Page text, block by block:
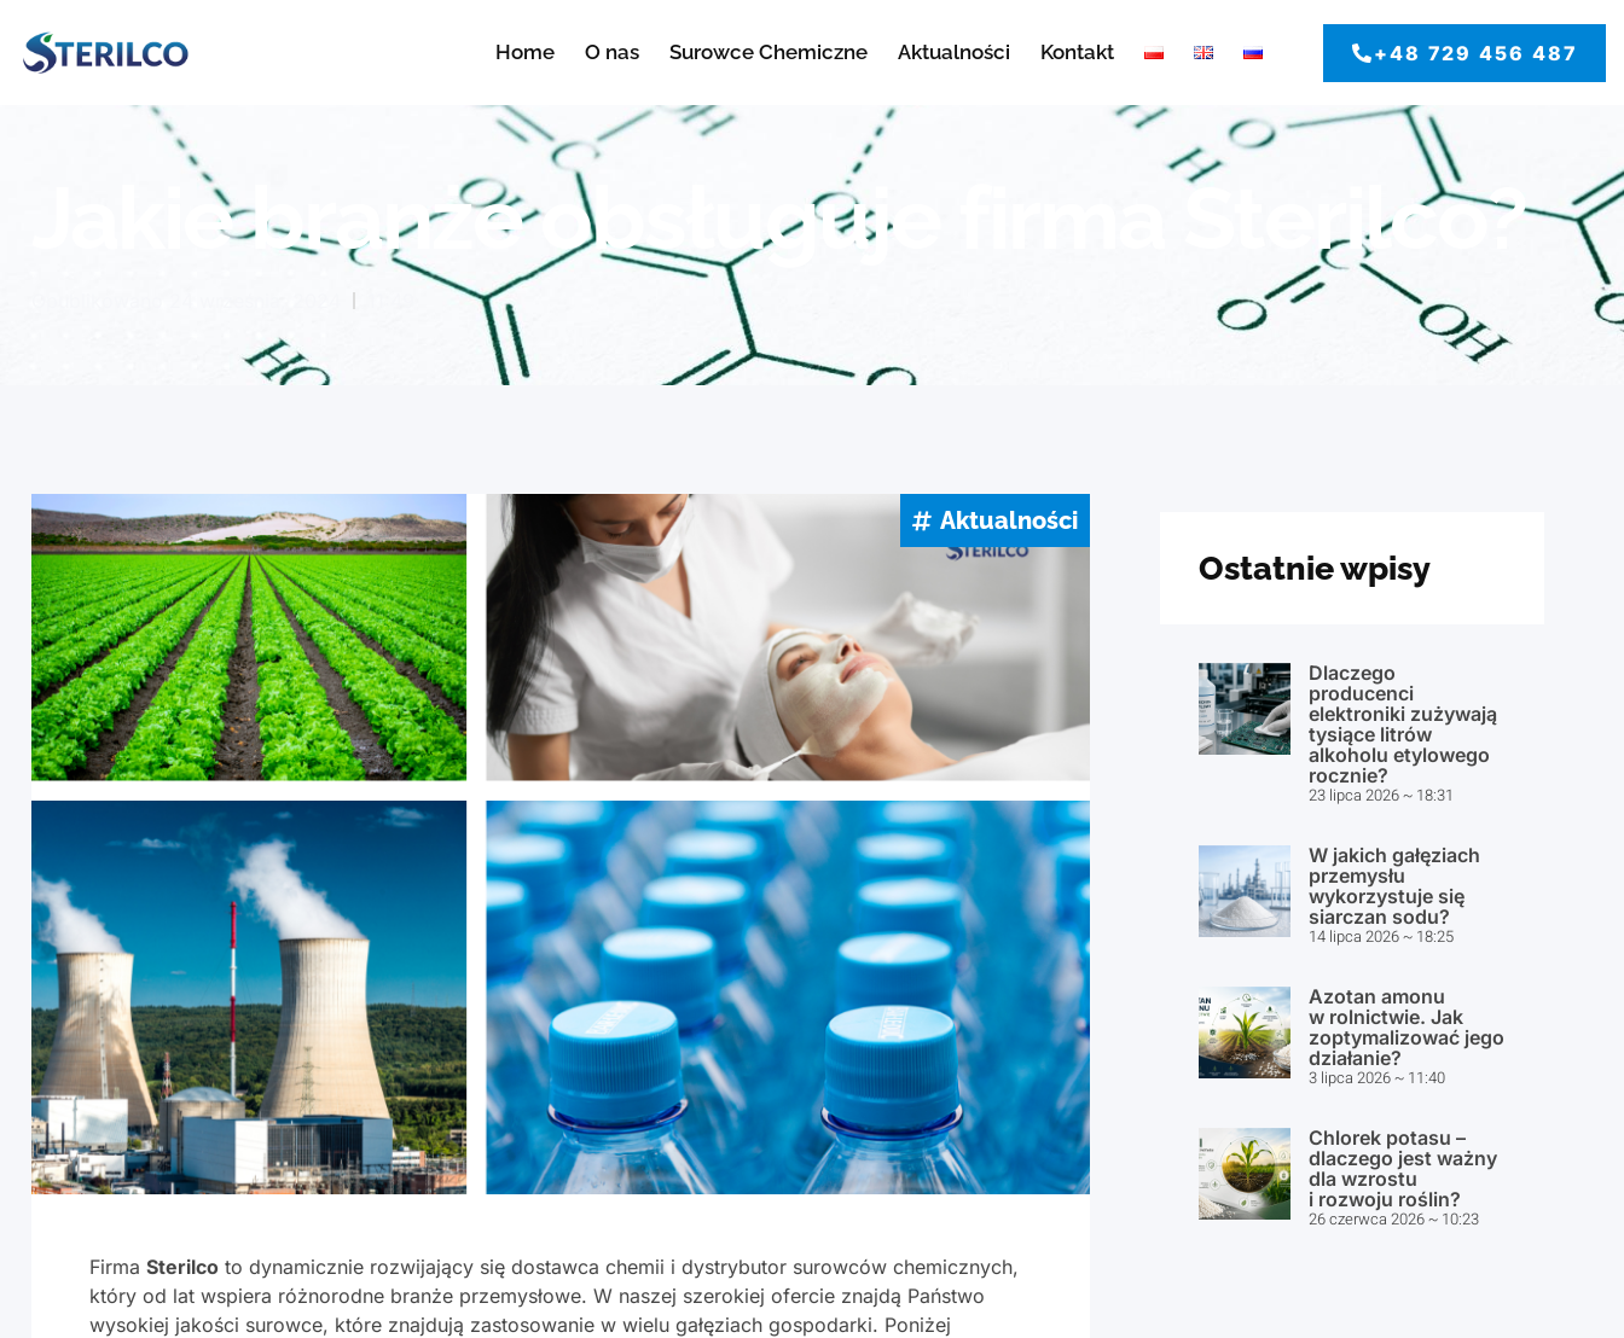
Home O nas Surowce Chemiczne Aktualności Kontakt +48 729 456 487
Jakie branże obsługuje firma Sterilco?
Aktualności
Firma Sterilco to dynamicznie rozwijający się dostawca chemii i dystrybutor surowców chemicznych,
który od lat wspiera różnorodne branże przemysłowe. W naszej szerokiej ofercie znajdą Państwo
wysokiej jakości surowce, które znajdują zastosowanie w wielu gałęziach gospodarki. Poniżej
Ostatnie wpisy
Dlaczego
producenci
elektroniki zużywają
tysiące litrów
alkoholu etylowego
rocznie?
23 lipca 2026 18:31
W jakich gałęziach
przemysłu
wykorzystuje się
siarczan sodu?
14 lipca 2026 18:25
Azotan amonu
w rolnictwie. Jak
zoptymalizować jego
działanie?
3 lipca 2026 11:40
Chlorek potasu –
dlaczego jest ważny
dla wzrostu
i rozwoju roślin?
26 czerwca 2026 10:23